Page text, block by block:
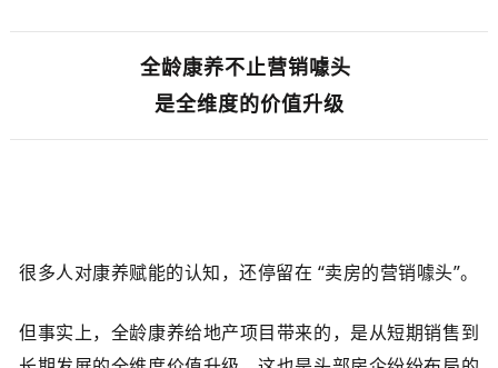
全龄康养不止营销噱头
是全维度的价值升级
03
很多人对康养赋能的认知，还停留在 “卖房的营销噱头”。
但事实上，全龄康养给地产项目带来的，是从短期销售到